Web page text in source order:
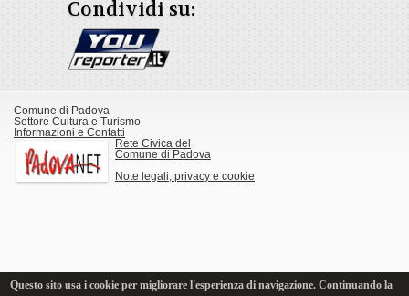
Condividi su:
Comune di Padova
Settore Cultura e Turismo
Informazioni e Contatti
Rete Civica del
Comune di Padova
Note legali, privacy e cookie
Questo sito usa i cookie per migliorare l'esperienza di navigazione. Continuando la